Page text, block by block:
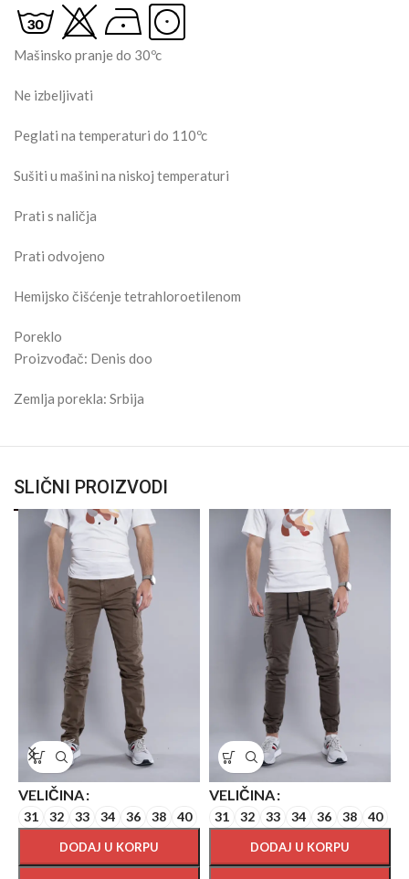
Mašinsko pranje do 30ºc
Ne izbeljivati
Peglati na temperaturi do 110ºc
Sušiti u mašini na niskoj temperaturi
Prati s naličja
Prati odvojeno
Hemijsko čišćenje tetrahloroetilenom
Poreklo
Proizvođač: Denis doo
Zemlja porekla: Srbija
SLIČNI PROIZVODI
VELIČINA
31 32 33 34 36 38 40
DODAJ U KORPU
VELIČINA
31 32 33 34 36 38 40
DODAJ U KORPU